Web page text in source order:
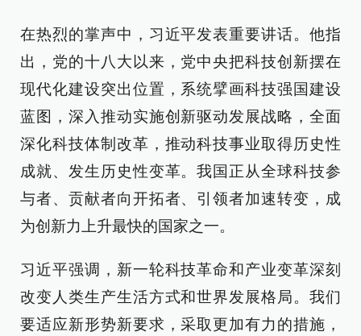
在热烈的掌声中，习近平发表重要讲话。他指
出，党的十八大以来，党中央把科技创新摆在
现代化建设突出位置，系统擘画科技强国建设
蓝图，深入推动实施创新驱动发展战略，全面
深化科技体制改革，推动科技事业取得历史性
成就、发生历史性变革。我国正从全球科技参
与者、贡献者向开拓者、引领者加速转变，成
为创新力上升最快的国家之一。
习近平强调，新一轮科技革命和产业变革深刻
改变人类生产生活方式和世界发展格局。我们
要适应新形势新要求，采取更加有力的措施，